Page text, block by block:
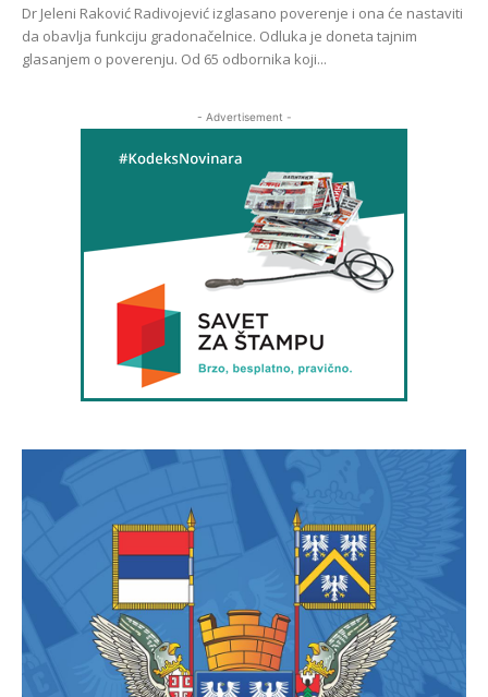
Dr Jeleni Raković Radivojević izglasano poverenje i ona će nastaviti
da obavlja funkciju gradonačelnice. Odluka je doneta tajnim
glasanjem o poverenju. Od 65 odbornika koji...
- Advertisement -